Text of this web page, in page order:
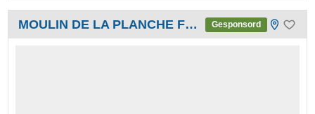
MOULIN DE LA PLANCHE FERRAND Gesponsord